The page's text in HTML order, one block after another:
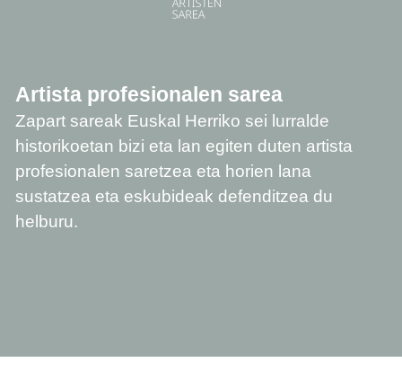
Artista profesionalen sarea
Zapart sareak Euskal Herriko sei lurralde
historikoetan bizi eta lan egiten duten artista
profesionalen saretzea eta horien lana
sustatzea eta eskubideak defenditzea du
helburu.